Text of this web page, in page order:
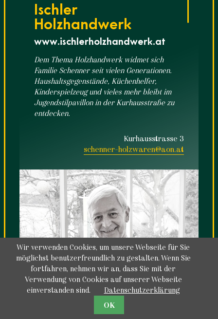
Ischler
Holzhandwerk
www.ischlerholzhandwerk.at
Dem Thema Holzhandwerk widmet sich
Familie Schenner seit vielen Generationen.
Haushaltsgegenstände, Küchenhelfer,
Kinderspielzeug und vieles mehr bleibt im
Jugendstilpavillon in der Kurhausstraße zu
entdecken.
Kurhausstrasse 3
schenner-holzwaren@aon.at
Wir verwenden Cookies, um unsere Webseite für Sie
möglichst benutzerfreundlich zu gestalten. Wenn Sie
fortfahren, nehmen wir an, dass Sie mit der
Verwendung von Cookies auf unserer Webseite
einverstanden sind.
Datenschutzerklärung
OK